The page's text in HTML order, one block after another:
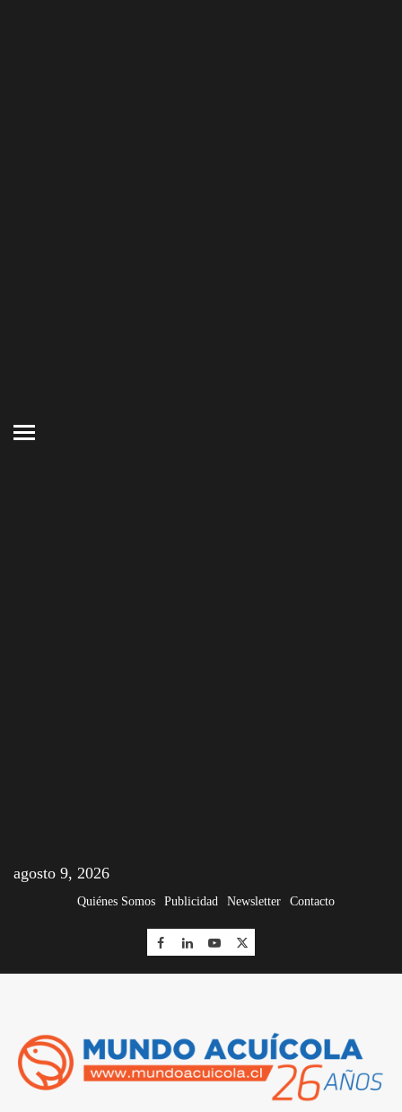
agosto 9, 2026
Quiénes Somos Publicidad Newsletter Contacto